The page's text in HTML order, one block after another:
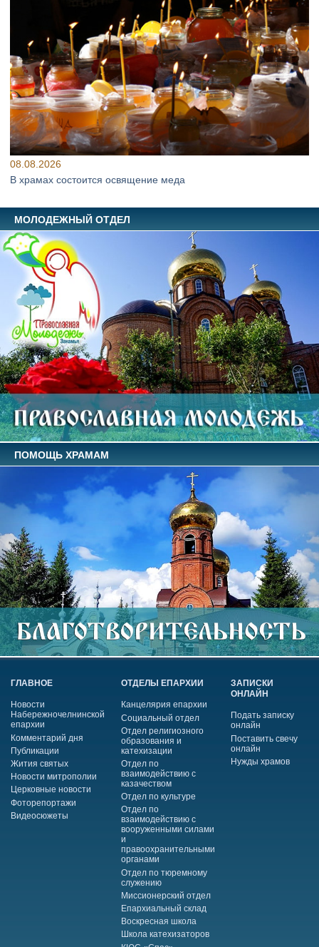
08.08.2026
В храмах состоится освящение меда
МОЛОДЕЖНЫЙ ОТДЕЛ
ПОМОЩЬ ХРАМАМ
ГЛАВНОЕ
Новости
Набережночелнинской
епархии
Комментарий дня
Публикации
Жития святых
Новости митрополии
Церковные новости
Фоторепортажи
Видеосюжеты
ОТДЕЛЫ ЕПАРХИИ
Канцелярия епархии
Социальный отдел
Отдел религиозного
образования и
катехизации
Отдел по
взаимодействию с
казачеством
Отдел по культуре
Отдел по
взаимодействию с
вооруженными силами
и
правоохранительными
органами
Отдел по тюремному
служению
Миссионерский отдел
Епархиальный склад
Воскресная школа
Школа катехизаторов
ЗАПИСКИ
ОНЛАЙН
Подать записку
онлайн
Поставить свечу
онлайн
Нужды храмов